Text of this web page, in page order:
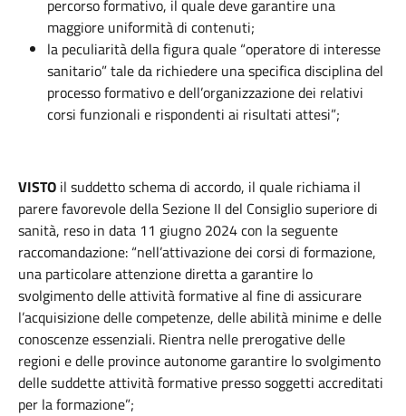
percorso formativo, il quale deve garantire una
maggiore uniformità di contenuti;
la peculiarità della figura quale “operatore di interesse
sanitario” tale da richiedere una specifica disciplina del
processo formativo e dell’organizzazione dei relativi
corsi funzionali e rispondenti ai risultati attesi”;
VISTO il suddetto schema di accordo, il quale richiama il
parere favorevole della Sezione II del Consiglio superiore di
sanità, reso in data 11 giugno 2024 con la seguente
raccomandazione: “nell’attivazione dei corsi di formazione,
una particolare attenzione diretta a garantire lo
svolgimento delle attività formative al fine di assicurare
l’acquisizione delle competenze, delle abilità minime e delle
conoscenze essenziali. Rientra nelle prerogative delle
regioni e delle province autonome garantire lo svolgimento
delle suddette attività formative presso soggetti accreditati
per la formazione”;